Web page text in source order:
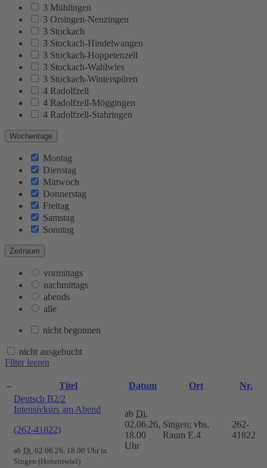
3 Mühlingen
3 Orsingen-Nenzingen
3 Stockach
3 Stockach-Hindelwangen
3 Stockach-Hoppetenzell
3 Stockach-Wahlwies
3 Stockach-Winterspüren
4 Radolfzell
4 Radolfzell-Möggingen
4 Radolfzell-Stahringen
Wochentage
Montag
Dienstag
Mittwoch
Donnerstag
Freitag
Samstag
Sonntag
Zeitraum
vormittags
nachmittags
abends
alle
nicht begonnen
nicht ausgebucht
Filter leeren
– Titel Datum Ort
Nr.
Deutsch B2/2
Intensivkurs am Abend
(262-41822)
ab Di. 02.06.26, 18.00 Uhr in
Singen (Hohentwiel)
ab Di.
02.06.26,
18.00
Uhr
Singen; vhs,
Raum E.4
262-
41822